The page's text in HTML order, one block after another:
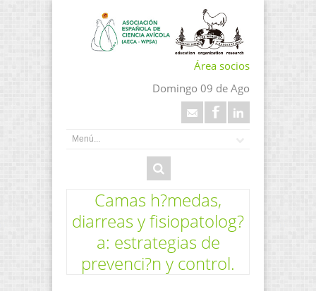
Área socios
Domingo 09 de Ago
Camas h?medas,
diarreas y fisiopatolog?
a: estrategias de
prevenci?n y control.